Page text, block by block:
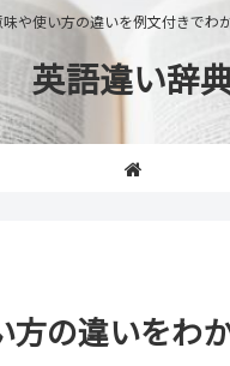
や使い方の違いを例文付きでわ
英語違い辞
の違いをわ